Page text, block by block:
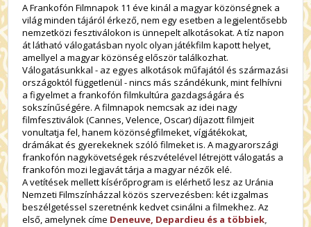
A Frankofón Filmnapok 11 éve kinál a magyar közönségnek a
világ minden tájáról érkező, nem egy esetben a legjelentősebb
nemzetközi fesztiválokon is ünnepelt alkotásokat.A tíz napon
át látható válogatásban nyolc olyan játékfilm kapott helyet,
amellyel a magyar közönség először találkozhat.
Válogatásunkkal - az egyes alkotások műfajától és származási
országoktól függetlenül - nincs más szándékunk, mint felhívni
a figyelmet a frankofón filmkultúra gazdagságára és
sokszínűségére. A filmnapok nemcsak az idei nagy
filmfesztiválok (Cannes, Velence, Oscar) díjazott filmjeit
vonultatja fel, hanem közönségfilmeket, vígjátékokat,
drámákat és gyerekeknek szóló filmeket is. A magyarországi
frankofón nagykövetségek részvételével létrejött válogatás a
frankofón mozi legjavát tárja a magyar nézők elé.
A vetítések mellett kísérőprogram is elérhető lesz az Uránia
Nemzeti Filmszínházzal közös szervezésben:két izgalmas
beszélgetéssel szeretnénk kedvet csinálni a filmekhez. Az
első, amelynek címe Deneuve, Depardieu és a többiek,